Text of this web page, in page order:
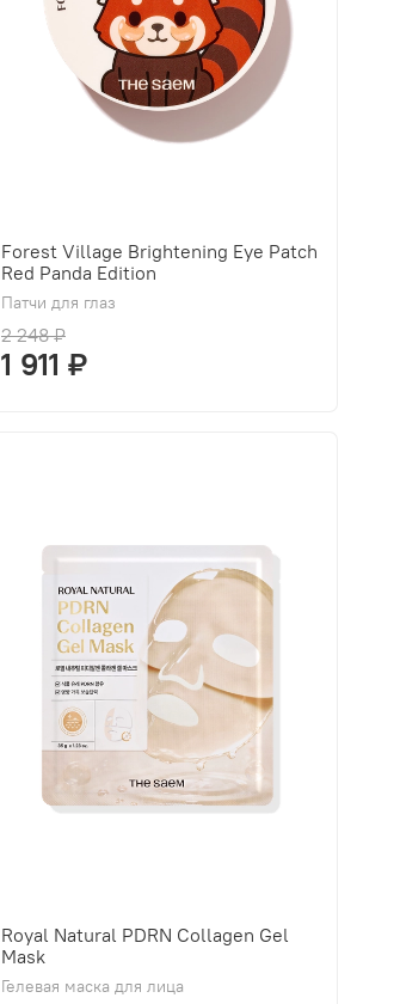
Forest Village Brightening Eye Patch
Red Panda Edition
Патчи для глаз
2 248 ₽
1 911 ₽
Royal Natural PDRN Collagen Gel
Mask
Гелевая маска для лица